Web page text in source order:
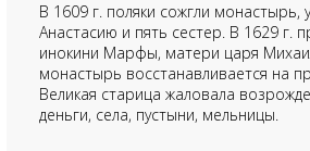
В 1609 г. поляки сожгли монастырь,
Анастасию и пять сестер. В 1629 г.
инокини Марфы, матери царя
монастырь восстанавливается на
Великая старица жаловала
деньги, села, пустыни, мельницы.